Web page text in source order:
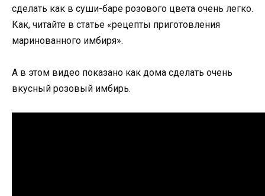
сделать как в суши-баре розового цвета очень легко.
Как, читайте в статье «рецепты приготовления
маринованного имбиря».
А в этом видео показано как дома сделать очень
вкусный розовый имбирь.